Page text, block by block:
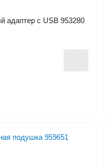
адаптер с USB 953280